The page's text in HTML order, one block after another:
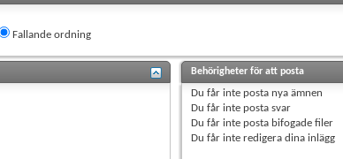
Fallande ordning
Behörigheter för att posta
Dufår inte posta nya ämnen
Dufår inte posta svar
Dufår inte posta bifogade filer
Dufår inte redigera dina inlägg